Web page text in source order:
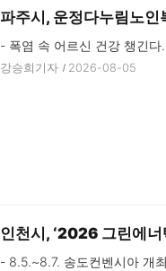
파주시, 운정다누림노
- 폭염 속 어르신 건강 챙긴다.
강승희기자 2026-08-05
인천시, ‘2026 그린에너
- 8.5.~8.7. 송도컨벤시아 개